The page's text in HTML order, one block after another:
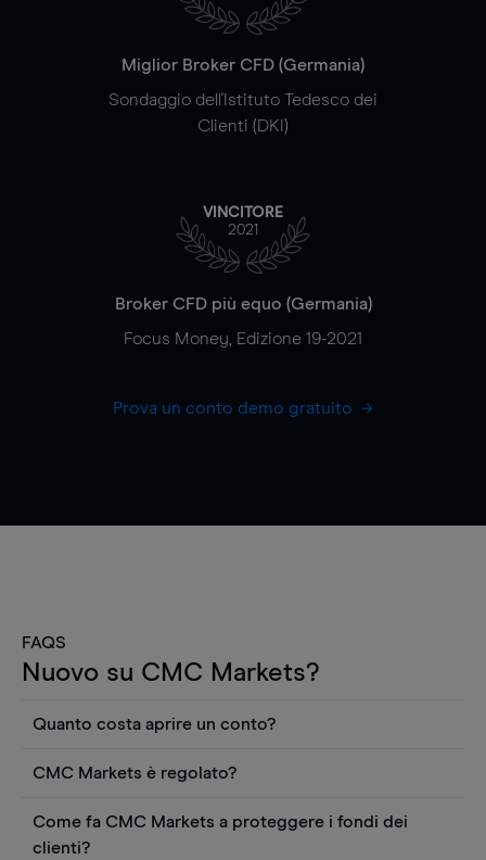
Miglior Broker CFD (Germania)
Sondaggio dell'Istituto Tedesco dei
Clienti (DKI)
VINCITORE
2021
Broker CFD più equo (Germania)
Focus Money, Edizione 19-2021
Prova un conto demo gratuito
FAQS
Nuovo su CMC Markets?
Quanto costa aprire un conto?
Puoi anche visualizzare gratuitamente i prezzi e
utilizzare strumenti come grafici, notizie Reuters
o rapporti quantitativi sui titoli azionari di
CMC Markets è regolato?
regolamentato dall'Autorità federale tedesca di
Come fa CMC Markets a proteggere i fondi dei
clienti?